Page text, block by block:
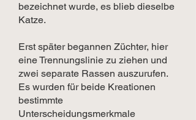
bezeichnet wurde, es blieb dieselbe
Katze.
Erst später begannen Züchter, hier
eine Trennungslinie zu ziehen und
zwei separate Rassen auszurufen.
Es wurden für beide Kreationen
bestimmte
Unterscheidungsmerkmale